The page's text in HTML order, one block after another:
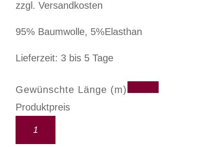
zzgl. Versandkosten
95% Baumwolle, 5%Elasthan
Lieferzeit: 3 bis 5 Tage
Gewünschte Länge (m)
Produktpreis